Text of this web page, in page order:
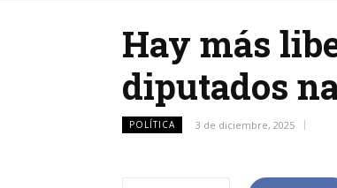
Hay más
diputados
POLÍTICA 3 de diciembre, 2025